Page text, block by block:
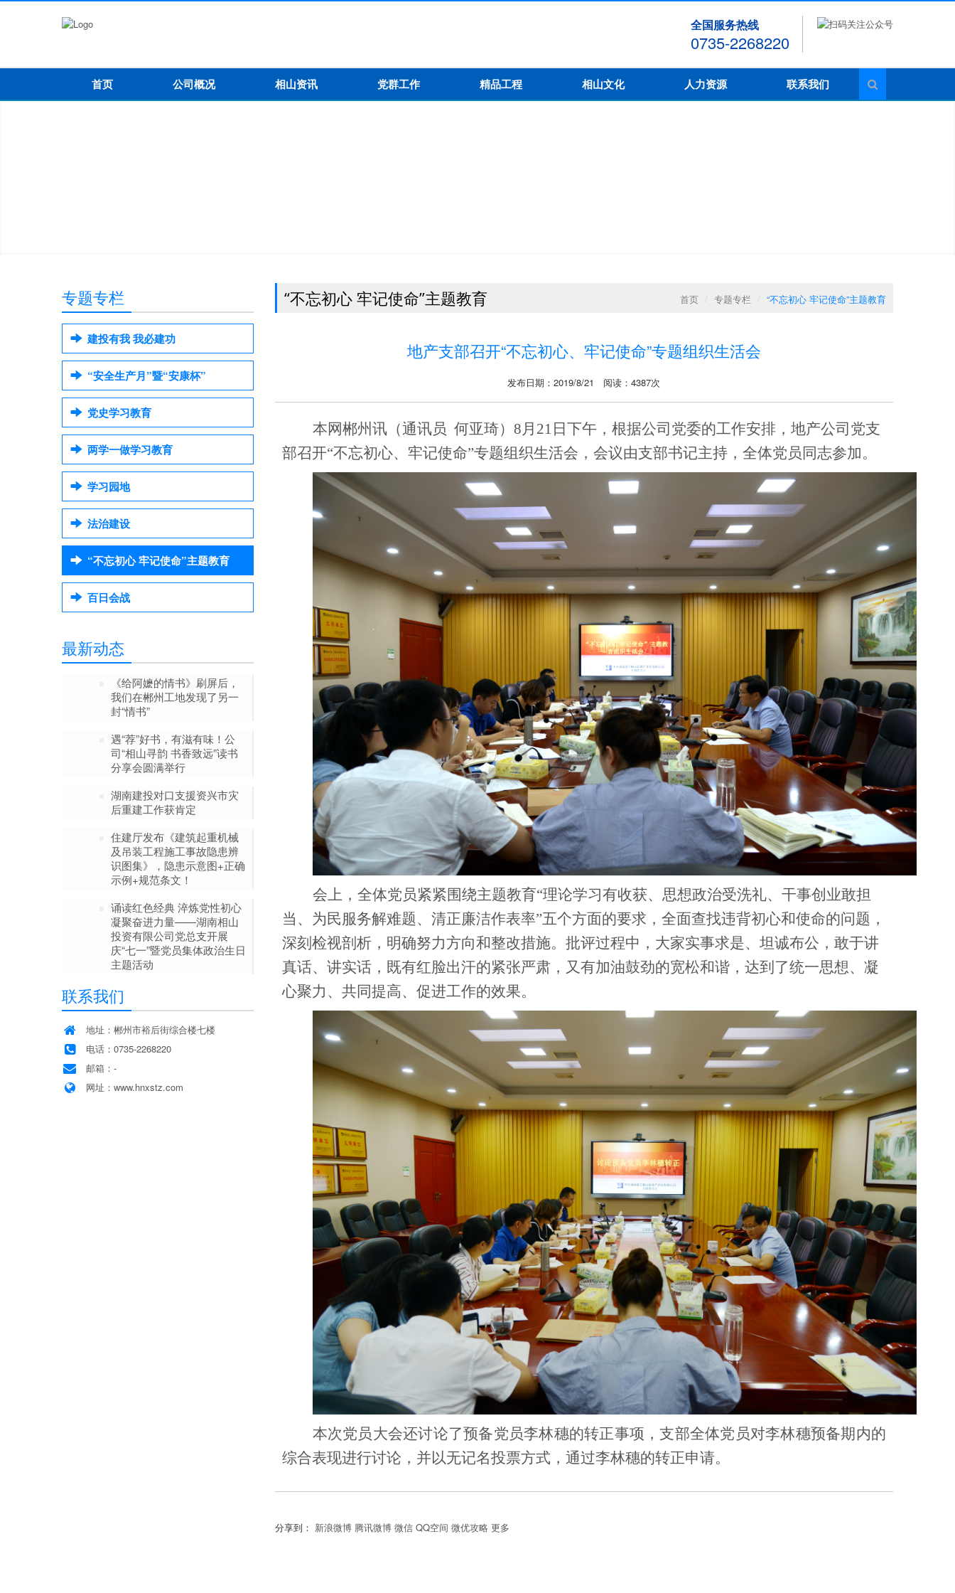
全国服务热线
0735-2268220
首页 公司概况 相山资讯 党群工作 精品工程 相山文化 人力资源 联系我们
专题专栏
建投有我 我必建功
“安全生产月”暨“安康杯”
党史学习教育
两学一做学习教育
学习园地
法治建设
“不忘初心 牢记使命”主题教育
百日会战
最新动态
《给阿嬷的情书》刷屏后，
我们在郴州工地发现了另一
封“情书”
遇“荐”好书，有滋有味！公
司“相山寻韵 书香致远”读书
分享会圆满举行
湖南建投对口支援资兴市灾
后重建工作获肯定
住建厅发布《建筑起重机械
及吊装工程施工事故隐患辨
识图集》，隐患示意图+正确
示例+规范条文！
诵读红色经典 淬炼党性初心
凝聚奋进力量——湖南相山
投资有限公司党总支开展
庆“七一”暨党员集体政治生日
主题活动
联系我们
地址：郴州市裕后街综合楼七楼
电话：0735-2268220
邮箱：-
网址：www.hnxstz.com
首页 / 专题专栏 / “不忘初心 牢记使命”主题教育
“不忘初心 牢记使命”主题教育
地产支部召开“不忘初心、牢记使命”专题组织生活会
发布日期：2019/8/21 阅读：4387次
本网郴州讯（通讯员 何亚琦） 8月21日下午，根据公司党委的工作安排，地产公司党支
部召开“不忘初心、牢记使命”专题组织生活会，会议由支部书记主持，全体党员同志参加。
会上，全体党员紧紧围绕主题教育“理论学习有收获、思想政治受洗礼、干事创业敢担
当、为民服务解难题、清正廉洁作表率”五个方面的要求，全面查找违背初心和使命的问题，
深刻检视剖析，明确努力方向和整改措施。批评过程中，大家实事求是、坦诚布公，敢于讲
真话、讲实话，既有红脸出汗的紧张严肃，又有加油鼓劲的宽松和谐，达到了统一思想、凝
心聚力、共同提高、促进工作的效果。
本次党员大会还讨论了预备党员李林穗的转正事项，支部全体党员对李林穗预备期内的
综合表现进行讨论，并以无记名投票方式，通过李林穗的转正申请。
分享到： 新浪微博 腾讯微博 微信 QQ空间 微优攻略 更多